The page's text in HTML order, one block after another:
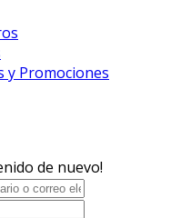
y Promociones
de nuevo!